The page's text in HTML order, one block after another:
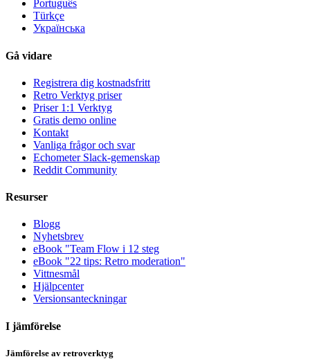
Português
Türkçe
Українська
Gå vidare
Registrera dig kostnadsfritt
Retro Verktyg priser
Priser 1:1 Verktyg
Gratis demo online
Kontakt
Vanliga frågor och svar
Echometer Slack-gemenskap
Reddit Community
Resurser
Blogg
Nyhetsbrev
eBook "Team Flow i 12 steg
eBook "22 tips: Retro moderation"
Vittnesmål
Hjälpcenter
Versionsanteckningar
I jämförelse
Jämförelse av retroverktyg